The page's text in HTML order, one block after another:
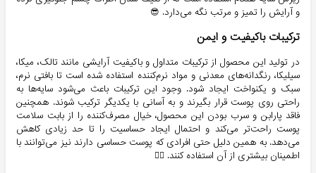
و آرایش را تمیز و مرتب نگه می‌دارد. 😎
ترکیبات باکیفیت و ایمن
در تولید این محصول از ترکیبات متداول و باکیفیت آرایشی مانند تالک، میکا،
سیلیکا، رنگدانه‌های معدنی و مواد نرم‌کننده استفاده شده است تا بافتی نرم،
سبک و یکنواخت ایجاد شود. وجود این ترکیبات باعث می‌شود سایه‌ها به
راحتی روی پوست قرار بگیرند و به آسانی با یکدیگر ترکیب شوند. همچنین
فاقد پارابن و سرب بودن این محصول، خیال مصرف‌کننده را از بابت سلامت
پوست راحت‌تر می‌کند و احتمال ایجاد حساسیت را تا حد زیادی کاهش
می‌دهد. به همین دلیل حتی افرادی که پوست حساسی دارند نیز می‌توانند با
اطمینان بیشتری از آن استفاده کنند. 😮‍💨